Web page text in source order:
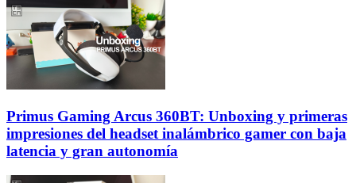
Primus Gaming Arcus 360BT: Unboxing y primeras
impresiones del headset inalámbrico gamer con baja
latencia y gran autonomía